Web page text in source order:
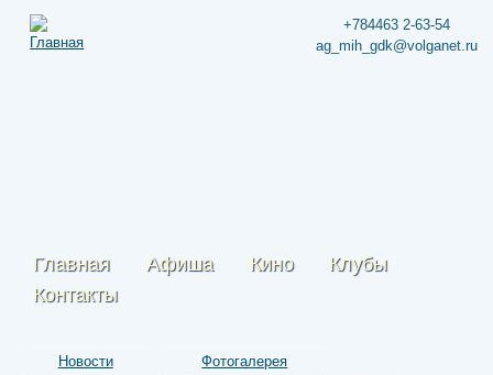
+784463 2-63-54
ag_mih_gdk@volganet.ru
Главная Афиша Кино
Клубы
Контакты
Новости
Фотогалерея